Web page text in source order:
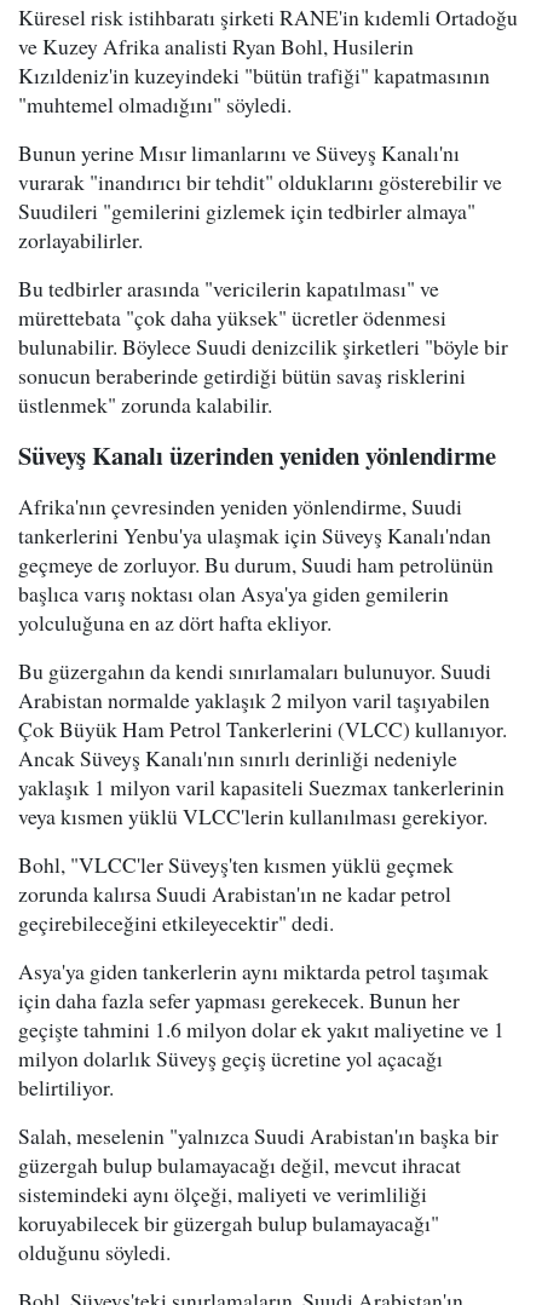
Küresel risk istihbaratı şirketi RANE'in kıdemli Ortadoğu
ve Kuzey Afrika analisti Ryan Bohl, Husilerin
Kızıldeniz'in kuzeyindeki "bütün trafiği" kapatmasının
"muhtemel olmadığını" söyledi.
Bunun yerine Mısır limanlarını ve Süveyş Kanalı'nı
vurarak "inandırıcı bir tehdit" olduklarını gösterebilir ve
Suudileri "gemilerini gizlemek için tedbirler almaya"
zorlayabilirler.
Bu tedbirler arasında "vericilerin kapatılması" ve
mürettebata "çok daha yüksek" ücretler ödenmesi
bulunabilir. Böylece Suudi denizcilik şirketleri "böyle bir
sonucun beraberinde getirdiği bütün savaş risklerini
üstlenmek" zorunda kalabilir.
Süveyş Kanalı üzerinden yeniden yönlendirme
Afrika'nın çevresinden yeniden yönlendirme, Suudi
tankerlerini Yenbu'ya ulaşmak için Süveyş Kanalı'ndan
geçmeye de zorluyor. Bu durum, Suudi ham petrolünün
başlıca varış noktası olan Asya'ya giden gemilerin
yolculuğuna en az dört hafta ekliyor.
Bu güzergahın da kendi sınırlamaları bulunuyor. Suudi
Arabistan normalde yaklaşık 2 milyon varil taşıyabilen
Çok Büyük Ham Petrol Tankerlerini (VLCC) kullanıyor.
Ancak Süveyş Kanalı'nın sınırlı derinliği nedeniyle
yaklaşık 1 milyon varil kapasiteli Suezmax tankerlerinin
veya kısmen yüklü VLCC'lerin kullanılması gerekiyor.
Bohl, "VLCC'ler Süveyş'ten kısmen yüklü geçmek
zorunda kalırsa Suudi Arabistan'ın ne kadar petrol
geçirebileceğini etkileyecektir" dedi.
Asya'ya giden tankerlerin aynı miktarda petrol taşımak
için daha fazla sefer yapması gerekecek. Bunun her
geçişte tahmini 1.6 milyon dolar ek yakıt maliyetine ve 1
milyon dolarlık Süveyş geçiş ücretine yol açacağı
belirtiliyor.
Salah, meselenin "yalnızca Suudi Arabistan'ın başka bir
güzergah bulup bulamayacağı değil, mevcut ihracat
sistemindeki aynı ölçeği, maliyeti ve verimliliği
koruyabilecek bir güzergah bulup bulamayacağı"
olduğunu söyledi.